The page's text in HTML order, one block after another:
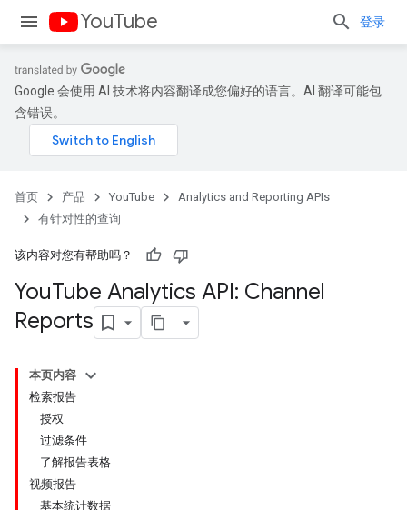
YouTube 登录
Google 会使用 AI 技术将内容翻译成您偏好的语言。AI 翻译可能包
含错误。
首页 产品 YouTube
Analytics and Reporting APIs
有针对性的查询
该内容对您有帮助吗？
YouTube Analytics API: Channel
Reports
本页内容
检索报告
授权
过滤条件
了解报告表格
视频报告
基本统计数据